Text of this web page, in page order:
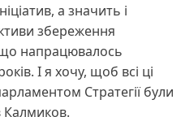
а значить і
збереження
напрацювалось
І я хочу, щоб всі ці
Стратегії були
Калмиков.